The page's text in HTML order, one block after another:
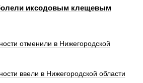
иксодовым клещевым
отменили в Нижегородской
ввели в Нижегородской области